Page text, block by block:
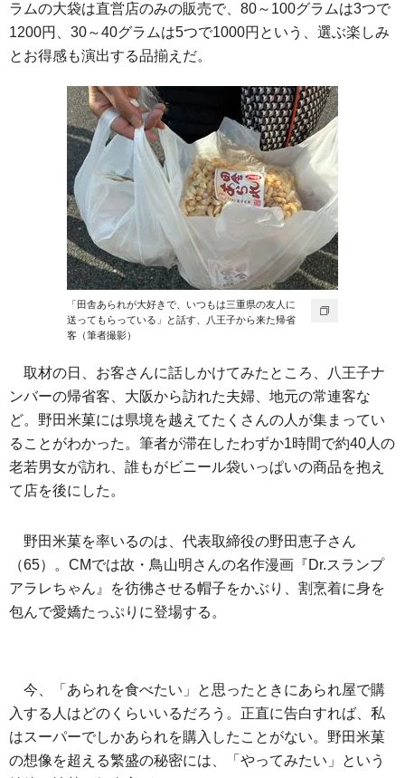
ラムの大袋は直営店のみの販売で、80～100グラムは3つで
1200円、30～40グラムは5つで1000円という、選ぶ楽しみ
とお得感も演出する品揃えだ。
「田舎あられが大好きで、いつもは三重県の友人に
送ってもらっている」と話す、八王子から来た帰省
客（筆者撮影）
取材の日、お客さんに話しかけてみたところ、八王子ナ
ンバーの帰省客、大阪から訪れた夫婦、地元の常連客な
ど。野田米菓には県境を越えてたくさんの人が集まってい
ることがわかった。筆者が滞在したわずか1時間で約40人の
老若男女が訪れ、誰もがビニール袋いっぱいの商品を抱え
て店を後にした。
野田米菓を率いるのは、代表取締役の野田恵子さん
（65）。CMでは故・鳥山明さんの名作漫画『Dr.スランプ
アラレちゃん』を彷彿させる帽子をかぶり、割烹着に身を
包んで愛嬌たっぷりに登場する。
今、「あられを食べたい」と思ったときにあられ屋で購
入する人はどのくらいいるだろう。正直に告白すれば、私
はスーパーでしかあられを購入したことがない。野田米菓
の想像を超える繁盛の秘密には、「やってみたい」という